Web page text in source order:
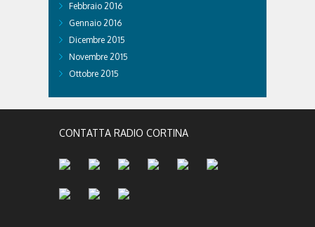
Febbraio 2016
Gennaio 2016
Dicembre 2015
Novembre 2015
Ottobre 2015
CONTATTA RADIO CORTINA